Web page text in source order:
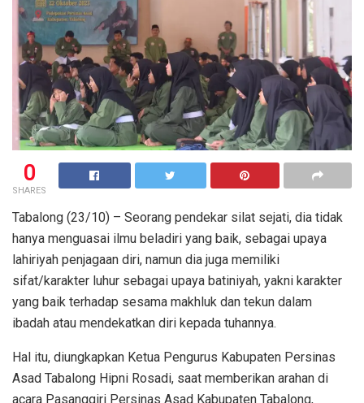
0
SHARES
Tabalong (23/10) – Seorang pendekar silat sejati, dia tidak
hanya menguasai ilmu beladiri yang baik, sebagai upaya
lahiriyah penjagaan diri, namun dia juga memiliki
sifat/karakter luhur sebagai upaya batiniyah, yakni karakter
yang baik terhadap sesama makhluk dan tekun dalam
ibadah atau mendekatkan diri kepada tuhannya.
Hal itu, diungkapkan Ketua Pengurus Kabupaten Persinas
Asad Tabalong Hipni Rosadi, saat memberikan arahan di
acara Pasanggiri Persinas Asad Kabupaten Tabalong,